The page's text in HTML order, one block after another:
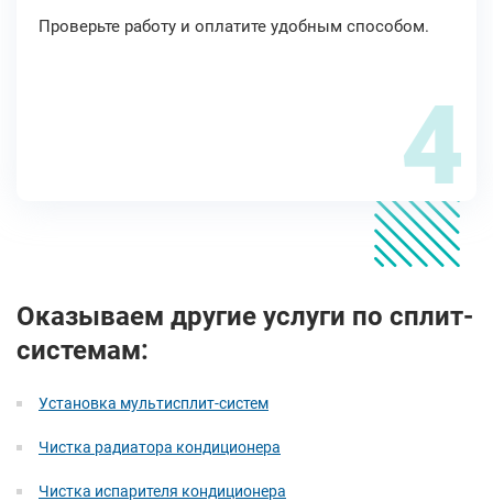
Проверьте работу и оплатите удобным способом.
4
Оказываем другие услуги по сплит-
системам:
Установка мультисплит-систем
Чистка радиатора кондиционера
Чистка испарителя кондиционера